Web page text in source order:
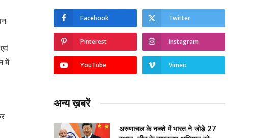
में
Facebook Twitter
Pinterest Instagram
YouTube Vimeo
अन्य ख़बरें
अरुणाचल के नक्शे में भारत ने जोड़े 27